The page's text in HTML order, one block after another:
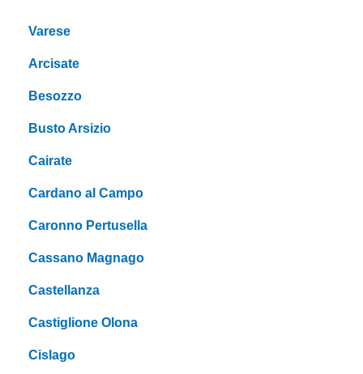
Varese
Arcisate
Besozzo
Busto Arsizio
Cairate
Cardano al Campo
Caronno Pertusella
Cassano Magnago
Castellanza
Castiglione Olona
Cislago